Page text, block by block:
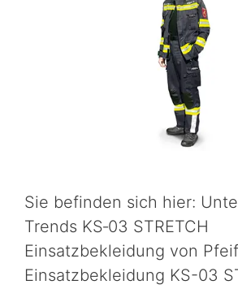
Sie befinden sich hier:
Trends KS‑03 STRETCH
Einsatzbekleidung von
Einsatzbekleidung KS-03